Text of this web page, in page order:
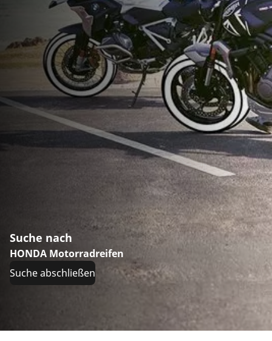
Suche nach
HONDA Motorradreifen
Suche abschließen